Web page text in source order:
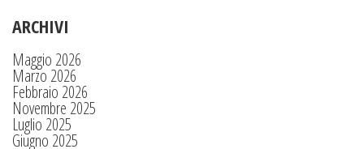
ARCHIVI
Maggio 2026
Marzo 2026
Febbraio 2026
Novembre 2025
Luglio 2025
Giugno 2025